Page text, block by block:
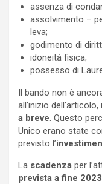
assenza di
assolvimento –
leva;
godimento di
idoneità fisica;
possesso di
Il bando non è
all’inizio dell’articolo,
a breve . Questo
Unico erano state
previsto l’
La scadenza per
prevista a fine 2023